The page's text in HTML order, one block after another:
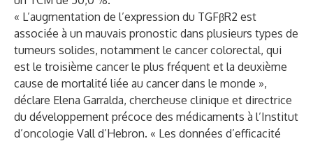
« L’augmentation de l’expression du TGFβR2 est
associée à un mauvais pronostic dans plusieurs types de
tumeurs solides, notamment le cancer colorectal, qui
est le troisième cancer le plus fréquent et la deuxième
cause de mortalité liée au cancer dans le monde »,
déclare Elena Garralda, chercheuse clinique et directrice
du développement précoce des médicaments à l’Institut
d’oncologie Vall d’Hebron. « Les données d’efficacité